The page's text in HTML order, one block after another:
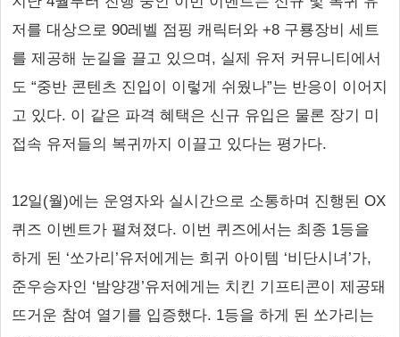
저를 대상으로 90레벨 점핑 캐릭터와 +8 구룡장비 세트
를 제공해 눈길을 끌고 있으며, 실제 유저 커뮤니티에서
도 “중반 콘텐츠 진입이 이렇게 쉬웠나”는 반응이 이어지
고 있다. 이 같은 파격 혜택은 신규 유입은 물론 장기 미
접속 유저들의 복귀까지 이끌고 있다는 평가다.
12일(월)에는 운영자와 실시간으로 소통하며 진행된 OX
퀴즈 이벤트가 펼쳐졌다. 이번 퀴즈에서는 최종 1등을
하게 된 ‘쏘가리’유저에게는 희귀 아이템 ‘비단시녀’가,
준우승자인 ‘밤양갱’유저에게는 치킨 기프티콘이 제공돼
뜨거운 참여 열기를 입증했다. 1등을 하게 된 쏘가리는